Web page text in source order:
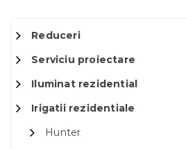
Reduceri
Serviciu proiectare
Iluminat rezidential
Irigatii rezidentiale
Hunter